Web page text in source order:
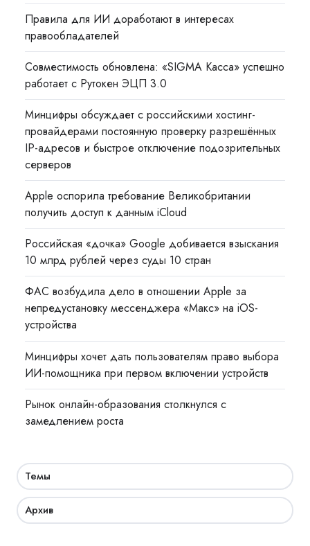
Правила для ИИ доработают в интересах
правообладателей
Совместимость обновлена: «SIGMA Касса» успешно
работает с Рутокен ЭЦП 3.0
Минцифры обсуждает с российскими хостинг-
провайдерами постоянную проверку разрешённых
IP-адресов и быстрое отключение подозрительных
серверов
Apple оспорила требование Великобритании
получить доступ к данным iCloud
Российская «дочка» Google добивается взыскания
10 млрд рублей через суды 10 стран
ФАС возбудила дело в отношении Apple за
непредустановку мессенджера «Макс» на iOS-
устройства
Минцифры хочет дать пользователям право выбора
ИИ-помощника при первом включении устройств
Рынок онлайн-образования столкнулся с
замедлением роста
Темы
Архив